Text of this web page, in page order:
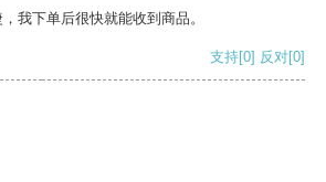
我下单后很快就能收到商品。
支持[0] 反对[0]